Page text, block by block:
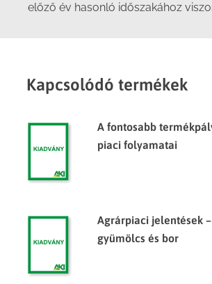
előző év hasonló időszakához
Kapcsolódó termékek
A fontosabb
piaci folyamatai
Agrárpiaci jelentések
gyümölcs és bor